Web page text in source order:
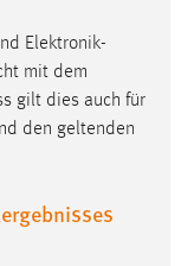
Elektronik-
mit dem
gilt dies auch für
den geltenden
mibew-
zu können.
= 3